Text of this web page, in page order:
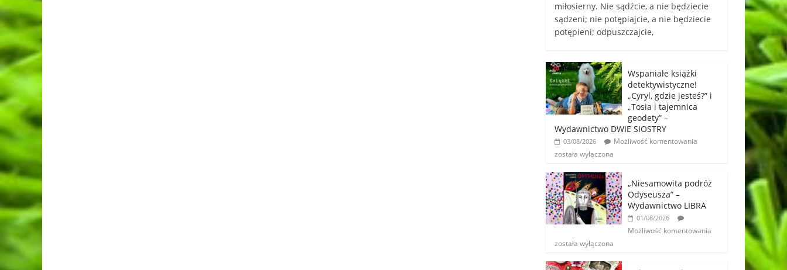
miłosierny. Nie sądźcie, a nie będziecie
sądzeni; nie potępiajcie, a nie będziecie
potępieni; odpuszczajcie,
Wspaniałe książki
detektywistyczne!
„Cyryl, gdzie jesteś?” i
„Tosia i tajemnica
geodety” –
Wydawnictwo DWIE SIOSTRY
03/08/2026
Możliwość komentowania
została wyłączona
„Niesamowita podróż
Odyseusza” –
Wydawnictwo LIBRA
01/08/2026
Możliwość komentowania
została wyłączona